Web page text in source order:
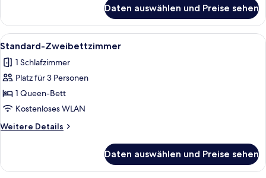
Doppelzimmer
Daten auswählen und Preise sehen
Alle
Fotos
für
Standard-
Zweibettzimmer
anzeigen
4
Standard-Zweibettzimmer
1 Schlafzimmer
Platz für 3 Personen
1 Queen-Bett
Kostenloses WLAN
Weitere Details
Weitere
Zweibettzimmer
Daten auswählen und Preise sehen